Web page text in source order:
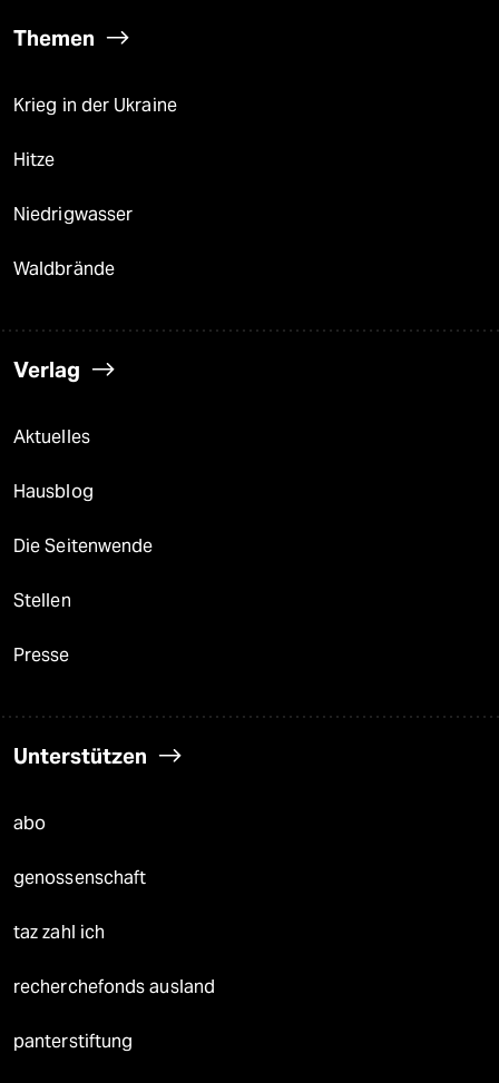
Themen
Krieg in der Ukraine
Hitze
Niedrigwasser
Waldbrände
Verlag
Aktuelles
Hausblog
Die Seitenwende
Stellen
Presse
Unterstützen
abo
genossenschaft
taz zahl ich
recherchefonds ausland
panterstiftung